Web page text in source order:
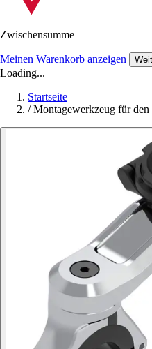
Zwischensumme
Meinen Warenkorb anzeigen
Loading...
Startseite
/ Montagewerkzeug für